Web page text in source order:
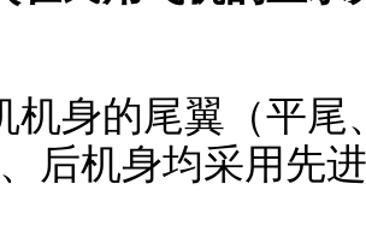
机身的尾翼（平
后机身均采用先